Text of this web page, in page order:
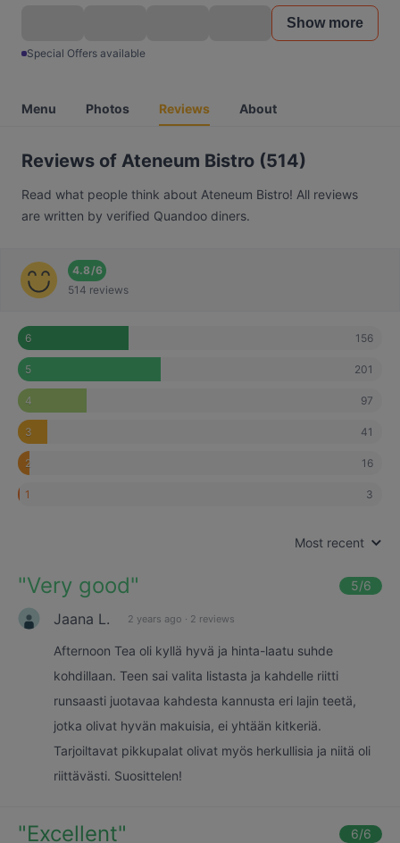
Show more
Special Offers available
Menu Photos Reviews About
Reviews of Ateneum Bistro (514)
Read what people think about Ateneum Bistro! All reviews
are written by verified Quandoo diners.
4.8/6
514 reviews
6 156
5 201
4 97
3 41
2 16
1 3
Most recent
"Very good" 5/6
Jaana L. 2 years ago · 2 reviews
Afternoon Tea oli kyllä hyvä ja hinta-laatu suhde
kohdillaan. Teen sai valita listasta ja kahdelle riitti
runsaasti juotavaa kahdesta kannusta eri lajin teetä,
jotka olivat hyvän makuisia, ei yhtään kitkeriä.
Tarjoiltavat pikkupalat olivat myös herkullisia ja niitä oli
riittävästi. Suosittelen!
"Excellent" 6/6